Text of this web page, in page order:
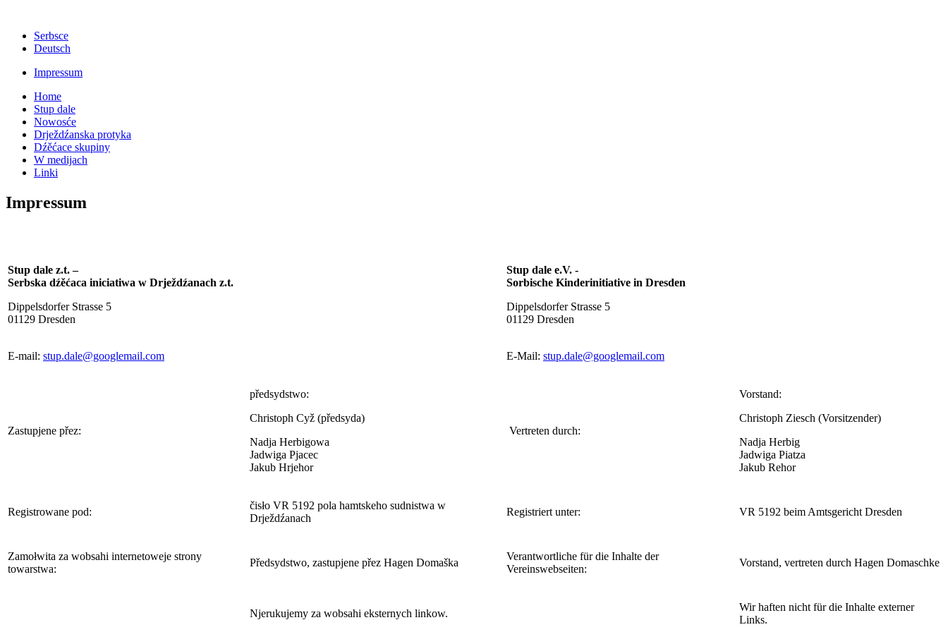
Serbsce
Deutsch
Impressum
Home
Stup dale
Nowosće
Drježdźanska protyka
Dźěćace skupiny
W medijach
Linki
Impressum
Stup dale z.t. –
Serbska dźěćaca iniciatiwa w Drježdźanach z.t.
Dippelsdorfer Strasse 5
01129 Dresden
E-mail: stup.dale@googlemail.com
Stup dale e.V. -
Sorbische Kinderinitiative in Dresden
Dippelsdorfer Strasse 5
01129 Dresden
E-Mail: stup.dale@googlemail.com
Zastupjene přez:
předsydstwo:
Christoph Cyž (předsyda)
Nadja Herbigowa
Jadwiga Pjacec
Jakub Hrjehor
Vertreten durch:
Vorstand:
Christoph Ziesch (Vorsitzender)
Nadja Herbig
Jadwiga Piatza
Jakub Rehor
Registrowane pod:
čisło VR 5192 pola hamtskeho sudnistwa w
Drježdźanach
Registriert unter: VR 5192 beim Amtsgericht Dresden
Zamołwita za wobsahi internetoweje strony
towarstwa:
Předsydstwo, zastupjene přez Hagen Domaška
Verantwortliche für die Inhalte der
Vereinswebseiten:
Vorstand, vertreten durch Hagen Domaschke
Njerukujemy za wobsahi eksternych linkow.
Wir haften nicht für die Inhalte externer
Links.